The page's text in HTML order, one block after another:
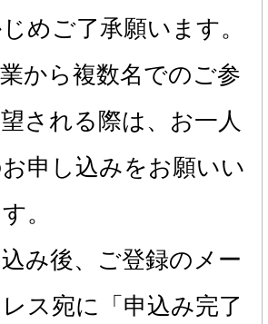
めご了承願います。
から複数名でのご参
される際は、お一人
申し込みをお願いい
。
み後、ご登録のメー
ス宛に「申込み完了